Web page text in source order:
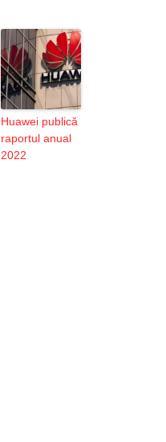
Huawei publică
raportul anual
2022